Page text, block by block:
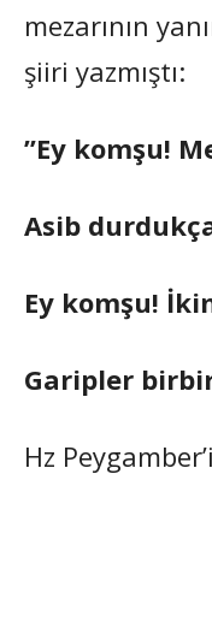
mezarının
şiiri yazmıştı:
”Ey komşu!
Asib
Ey komşu!
Garipler
Hz